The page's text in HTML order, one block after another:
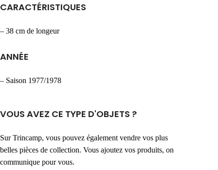
CARACTÉRISTIQUES
– 38 cm de longeur
ANNÉE
– Saison 1977/1978
VOUS AVEZ CE TYPE D'OBJETS ?
Sur Trincamp, vous pouvez également vendre vos plus
belles pièces de collection. Vous ajoutez vos produits, on
communique pour vous.